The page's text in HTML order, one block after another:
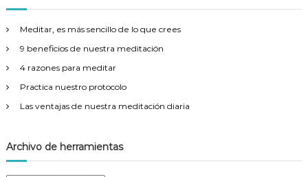
a
:
Meditar, es más sencillo de lo que crees
9 beneficios de nuestra meditación
4 razones para meditar
Practica nuestro protocolo
Las ventajas de nuestra meditación diaria
Archivo de herramientas